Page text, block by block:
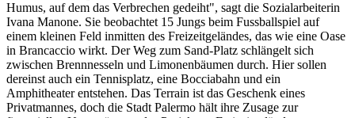
Humus, auf dem das Verbrechen gedeiht", sagt die Sozialarbeiterin
Ivana Manone. Sie beobachtet 15 Jungs beim Fussballspiel auf
einem kleinen Feld inmitten des Freizeitgeländes, das wie eine Oase
in Brancaccio wirkt. Der Weg zum Sand-Platz schlängelt sich
zwischen Brennnesseln und Limonenbäumen durch. Hier sollen
dereinst auch ein Tennisplatz, eine Bocciabahn und ein
Amphitheater entstehen. Das Terrain ist das Geschenk eines
Privatmannes, doch die Stadt Palermo hält ihre Zusage zur